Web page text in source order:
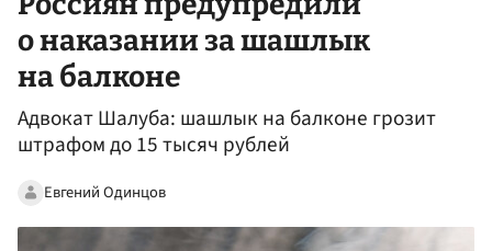
о наказании за шашлык
на балконе
Адвокат Шалуба: шашлык на балконе грозит
штрафом до 15 тысяч рублей
Евгений Одинцов